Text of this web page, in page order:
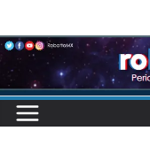
to
content